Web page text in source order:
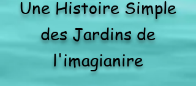
Une Histoire Simple
des Jardins de
l'imagianire